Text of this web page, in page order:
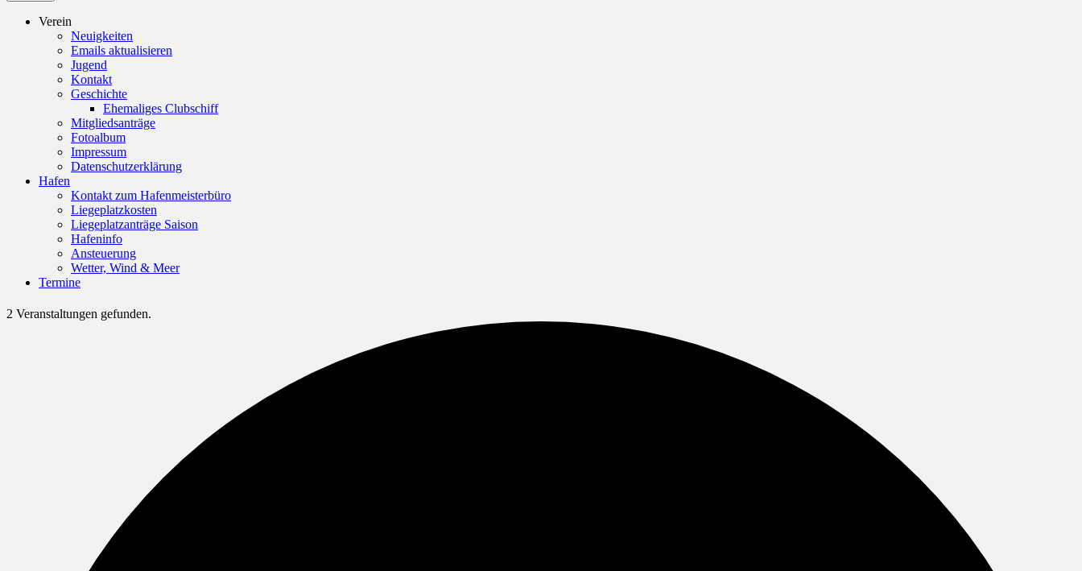
Verein
Neuigkeiten
Emails aktualisieren
Jugend
Kontakt
Geschichte
Ehemaliges Clubschiff
Mitgliedsanträge
Fotoalbum
Impressum
Datenschutzerklärung
Hafen
Kontakt zum Hafenmeisterbüro
Liegeplatzkosten
Liegeplatzanträge Saison
Hafeninfo
Ansteuerung
Wetter, Wind & Meer
Termine
2 Veranstaltungen gefunden.